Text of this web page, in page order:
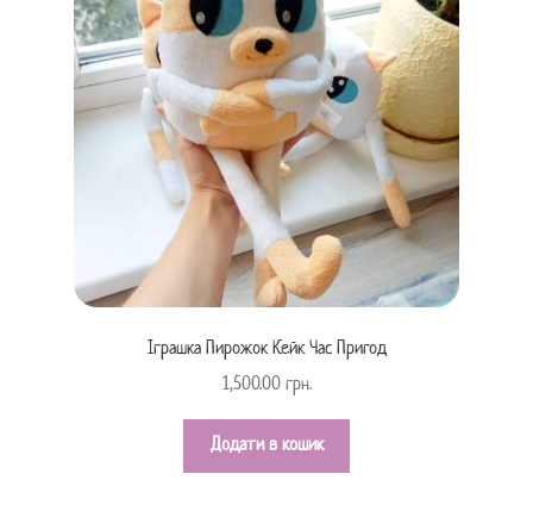
Іграшка Пирожок Кейк Час Пригод
1,500.00 грн.
Додати в кошик